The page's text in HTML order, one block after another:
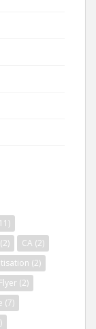
(2) CA (2)
(2)
Flyer (2)
(7)